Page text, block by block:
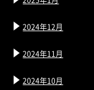
2024年12月
2024年11月
2024年10月